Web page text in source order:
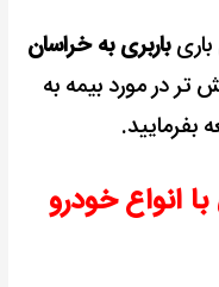
باریباربری به خراسان
تر در مورد بیمه به
بفرمایید.
انواع خودرو